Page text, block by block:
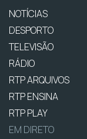
NOTÍCIAS
DESPORTO
TELEVISÃO
RÁDIO
RTP ARQUIVOS
RTP ENSINA
RTP PLAY
EM DIRETO